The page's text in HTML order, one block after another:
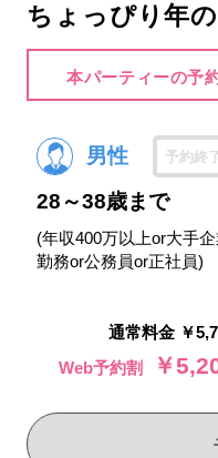
ちょっぴり年
本パーティーの予
男性 予約終
28～38歳まで
(年収400万以上or大手
勤務or公務員or正社員)
通常料金 ￥
Web予約割
￥